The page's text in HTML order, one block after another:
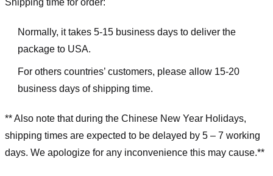
Normally, it takes 5-15 business days to deliver the
package to USA.
For others countries’ customers, please allow 15-20
business days of shipping time.
** Also note that during the Chinese New Year Holidays,
shipping times are expected to be delayed by 5 – 7 working
days. We apologize for any inconvenience this may cause.**